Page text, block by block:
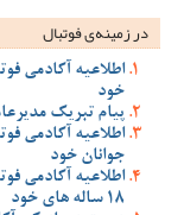
در زمینه‌ی فوتبال
اطلاعیه آکادمی
خود
پیام تبریک
اطلاعیه آکادمی
جوانان خود
اطلاعیه آکادمی
18 ساله های خود